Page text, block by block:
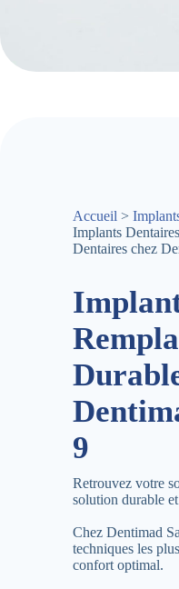
Accueil >
Implants
Dentaires chez
9
Retrouvez votre
solution durable
Chez Dentimad
techniques les
confort optimal.